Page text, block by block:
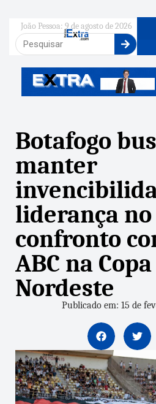
João Pessoa: 9 de agosto de 2026
Botafogo
manter
liderança no
confronto
ABC na
Nordeste
Publicado em: 15 de